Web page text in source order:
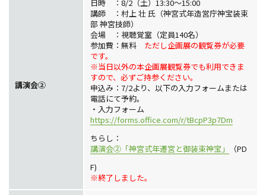
講演会②
日時 ：8/2（土）13:30～15:00
講師 ：村上 壮 氏（神宮式年造営庁神宝装束
部 神宮技師）
会場 ：視聴覚室（定員140名）
参加費：無料 ただし企画展の観覧券が必要
です。
※当日以外の本企画展観覧券でも利用できま
すので、必ずご持参ください。
申込み：7/2より、以下の入力フォームまたは
電話にて予約。
・入力フォーム
https://forms.office.com/r/tBcpP3p7Dm
ちらし：
講演会②「神宮式年遷宮と御装束神宝」
（PD
F)
※終了しました。